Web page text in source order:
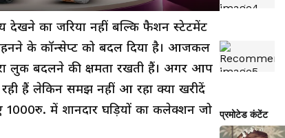
का जरिया नहीं बल्कि फैशन स्टेटमेंट
के कॉन्सेप्ट को बदल दिया है। आजकल
लुक बदलने की क्षमता रखती हैं। अगर आप
हैं लेकिन समझ नहीं आ रहा क्या खरीदें
में शानदार घड़ियों का कलेक्शन जो